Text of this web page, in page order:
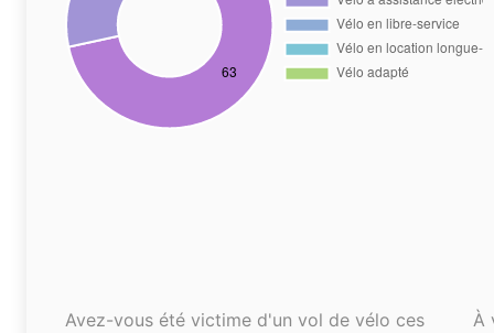
Avez-vous été victime d'un vol de vélo ces
À